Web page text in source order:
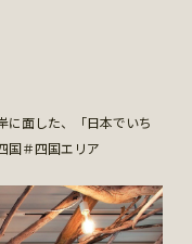
に面した、「日本でいち
国＃四国エリア